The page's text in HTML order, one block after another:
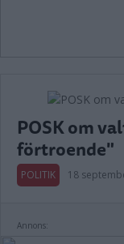
POSK om
förtroende"
POLITIK 18
Annons: